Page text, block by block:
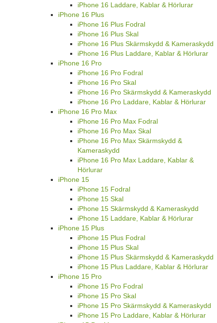
iPhone 16 Laddare, Kablar & Hörlurar
iPhone 16 Plus
iPhone 16 Plus Fodral
iPhone 16 Plus Skal
iPhone 16 Plus Skärmskydd & Kameraskydd
iPhone 16 Plus Laddare, Kablar & Hörlurar
iPhone 16 Pro
iPhone 16 Pro Fodral
iPhone 16 Pro Skal
iPhone 16 Pro Skärmskydd & Kameraskydd
iPhone 16 Pro Laddare, Kablar & Hörlurar
iPhone 16 Pro Max
iPhone 16 Pro Max Fodral
iPhone 16 Pro Max Skal
iPhone 16 Pro Max Skärmskydd &
Kameraskydd
iPhone 16 Pro Max Laddare, Kablar &
Hörlurar
iPhone 15
iPhone 15 Fodral
iPhone 15 Skal
iPhone 15 Skärmskydd & Kameraskydd
iPhone 15 Laddare, Kablar & Hörlurar
iPhone 15 Plus
iPhone 15 Plus Fodral
iPhone 15 Plus Skal
iPhone 15 Plus Skärmskydd & Kameraskydd
iPhone 15 Plus Laddare, Kablar & Hörlurar
iPhone 15 Pro
iPhone 15 Pro Fodral
iPhone 15 Pro Skal
iPhone 15 Pro Skärmskydd & Kameraskydd
iPhone 15 Pro Laddare, Kablar & Hörlurar